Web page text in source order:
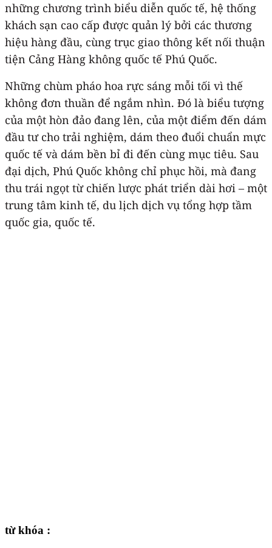
những chương trình biểu diễn quốc tế, hệ thống
khách sạn cao cấp được quản lý bởi các thương
hiệu hàng đầu, cùng trục giao thông kết nối thuận
tiện Cảng Hàng không quốc tế Phú Quốc.
Những chùm pháo hoa rực sáng mỗi tối vì thế
không đơn thuần để ngắm nhìn. Đó là biểu tượng
của một hòn đảo đang lên, của một điểm đến dám
đầu tư cho trải nghiệm, dám theo đuổi chuẩn mực
quốc tế và dám bền bỉ đi đến cùng mục tiêu. Sau
đại dịch, Phú Quốc không chỉ phục hồi, mà đang
thu trái ngọt từ chiến lược phát triển dài hơi – một
trung tâm kinh tế, du lịch dịch vụ tổng hợp tầm
quốc gia, quốc tế.
từ khóa :